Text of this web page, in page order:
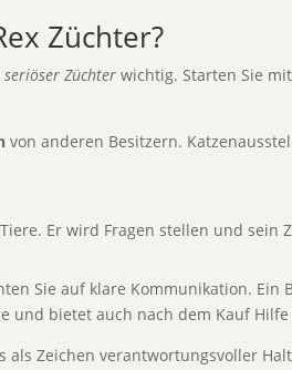
Züchter?
seriöser Züchter wichtig. Starten Sie mit
von anderen Besitzern.
Er wird Fragen stellen und sein
Sie auf klare Kommunikation. Ein
und bietet auch nach dem Kauf Hilfe
als Zeichen verantwortungsvoller